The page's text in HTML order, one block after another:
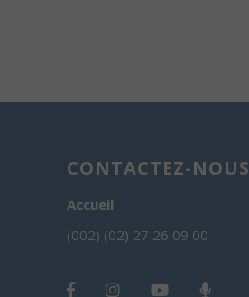
CONTACTEZ-NOUS
Accueil
(002) (02) 27 26 09 00